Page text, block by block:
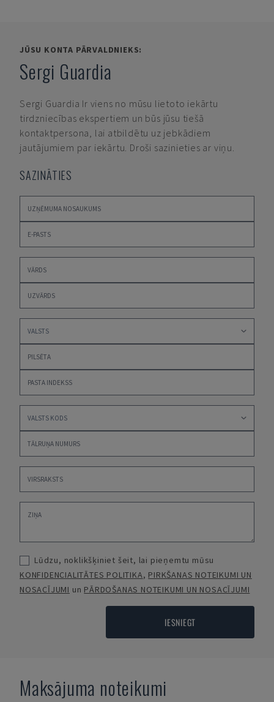
JŪSU KONTA PĀRVALDNIEKS:
Sergi Guardia
Sergi Guardia Ir viens no mūsu lietoto iekārtu
tirdzniecības ekspertiem un būs jūsu tiešā
kontaktpersona, lai atbildētu uz jebkādiem
jautājumiem par iekārtu. Droši sazinieties ar viņu.
SAZINĀTIES
Lūdzu, noklikšķiniet šeit, lai pieņemtu mūsu
KONFIDENCIALITĀTES POLITIKA, PIRKŠANAS NOTEIKUMI UN
NOSACĪJUMI un PĀRDOŠANAS NOTEIKUMI UN NOSACĪJUMI
IESNIEGT
Maksājuma noteikumi